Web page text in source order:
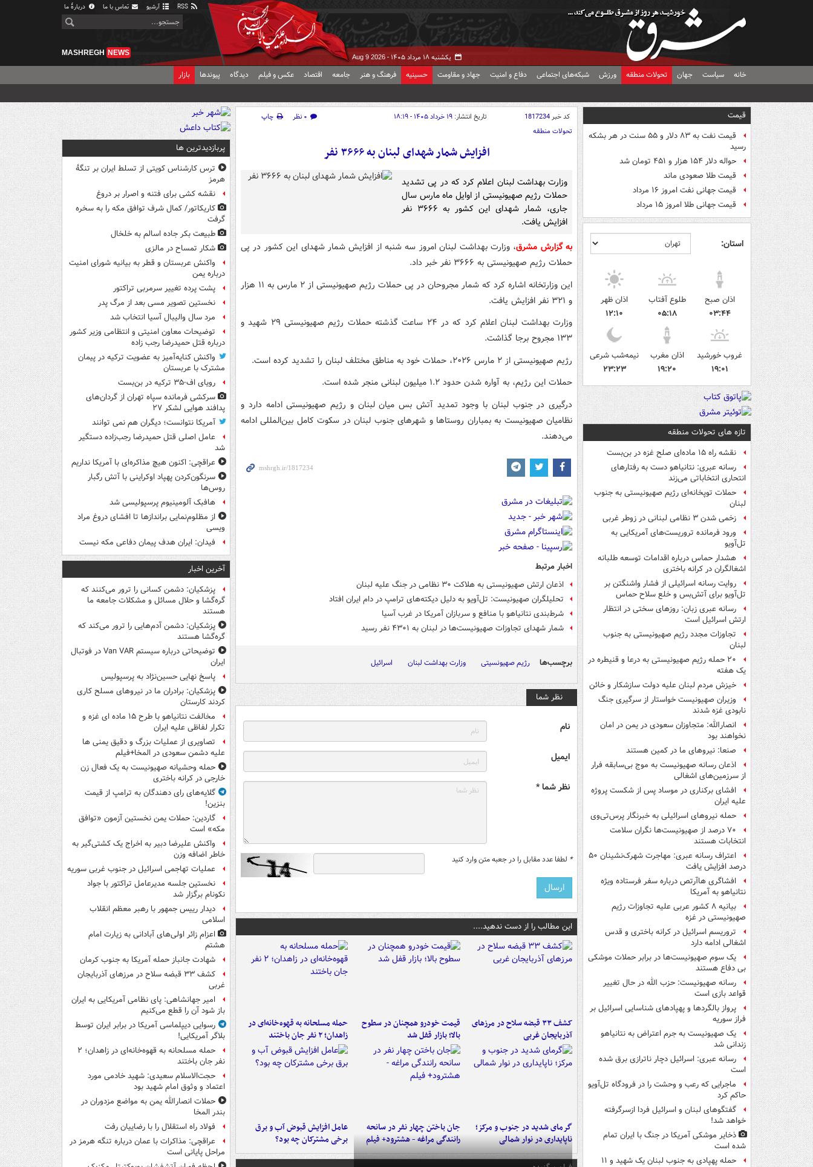
آرشیو تماس با ما دربارهٔ ما
یکشنبه ۱۸ مرداد ۱۴۰۵ - Aug 9 2026
MASHREGH NEWS
خانه سیاست جهان تحولات منطقه ورزش شبکه‌های اجتماعی دفاع و امنیت جهاد و مقاومت حسینیه فرهنگ و هنر جامعه اقتصاد عکس و فیلم دیدگاه پیوندها بازار
قیمت
قیمت نفت به ۸۳ دلار و ۵۵ سنت در هر بشکه
رسید
حواله دلار ۱۵۴ هزار و ۴۵۱ تومان شد
قیمت طلا صعودی ماند
قیمت جهانی نفت امروز ۱۶ مرداد
قیمت جهانی طلا امروز ۱۵ مرداد
استان:
اذان صبح
۰۳:۴۴
طلوع آفتاب
۰۵:۱۸
اذان ظهر
۱۲:۱۰
غروب خورشید
۱۹:۰۱
اذان مغرب
۱۹:۲۰
نیمه‌شب شرعی
۲۳:۲۳
تازه های تحولات منطقه
نقشه راه ۱۵ ماده‌ای صلح غزه در بن‌بست
رسانه عبری: نتانیاهو دست به رفتارهای
انتحاری انتخاباتی می‌زند
حملات توپخانه‌ای رژیم صهیونیستی به جنوب
لبنان
زخمی شدن ۳ نظامی لبنانی در زوطر غربی
ورود فرمانده تروریست‌های آمریکایی به
تل‌آویو
هشدار حماس درباره اقدامات توسعه طلبانه
اشغالگران در کرانه باختری
روایت رسانه اسرائیلی از فشار واشنگتن بر
تل‌آویو برای آتش‌بس و خلع سلاح حماس
رسانه عبری زبان: روزهای سختی در انتظار
ارتش اسرائیل است
تجاوزات مجدد رژیم صهیونیستی به جنوب
لبنان
۲۰ حمله رژیم صهیونیستی به درعا و قنیطره در
یک هفته
خیزش مردم لبنان علیه دولت سازشکار و خائن
وزیران صهیونیست خواستار از سرگیری جنگ
نابودی غزه شدند
انصارالله: متجاوزان سعودی در یمن در امان
نخواهند بود
صنعا: نیروهای ما در کمین‌ هستند
اذعان رسانه صهیونیست به موج بی‌سابقه فرار
از سرزمین‌های اشغالی
افشای برکناری در موساد پس از شکست پروژه
علیه ایران
حمله نیروهای اسرائیلی به خبرنگار پرس‌تی‌وی
۷۰ درصد از صهیونیست‌ها نگران سلامت
انتخابات هستند
اعتراف رسانه عبری: مهاجرت شهرک‌نشینان ۵۰
درصد افزایش یافت
افشاگری هاآرتص درباره سفر فرستاده ویژه
نتانیاهو به آمریکا
بیانیه ۸ کشور عربی علیه تجاوزات رژیم
صهیونیستی در غزه
تروریسم اسرائیل در کرانه باختری و قدس
اشغالی ادامه دارد
یک‌ سوم صهیونیست‌ها در برابر حملات موشکی
بی دفاع هستند
رسانه صهیونیست: حزب الله در حال تغییر
قواعد بازی است
پرواز بالگردها و پهپادهای شناسایی اسرائیل بر
فراز سوریه
یک صهیونیست به جرم اعتراض به نتانیاهو
زندانی شد
رسانه عبری: اسرائیل دچار ناترازی برق شده
است
ماجرایی که رعب و وحشت را در فرودگاه تل‌آویو
حاکم کرد
گفتگوهای لبنان و اسرائیل فردا ازسرگرفته
خواهد شد!
ذخایر موشکی آمریکا در جنگ با ایران تمام
شده است
حمله پهپادی به جنوب لبنان یک شهید و ۱۱
کد خبر1817234 تاریخ انتشار: ۱۹ خرداد ۱۴۰۵ - ۱۸:۱۹ ۰ نظر
چاپ
تحولات منطقه
افزایش شمار شهدای لبنان به ۳۶۶۶ نفر
وزارت بهداشت لبنان اعلام کرد که در پی تشدید
حملات رژیم صهیونیستی از اوایل ماه مارس سال
جاری، شمار شهدای این کشور به ۳۶۶۶ نفر
افزایش یافت.
به گزارش مشرق، وزارت بهداشت لبنان امروز سه شنبه از افزایش شمار شهدای این کشور در پی
حملات رژیم صهیونیستی به ۳۶۶۶ نفر خبر داد.
این وزارتخانه اشاره کرد که شمار مجروحان در پی حملات رژیم صهیونیستی از ۲ مارس به ۱۱ هزار
و ۳۲۱ نفر افزایش یافت.
وزارت بهداشت لبنان اعلام کرد که در ۲۴ ساعت گذشته حملات رژیم صهیونیستی ۲۹ شهید و
۱۳۳ مجروح برجا گذاشت.
رژیم صهیونیستی از ۲ مارس ۲۰۲۶، حملات خود به مناطق مختلف لبنان را تشدید کرده است.
حملات این رژیم، به آواره شدن حدود ۱.۲ میلیون لبنانی منجر شده است.
درگیری در جنوب لبنان با وجود تمدید آتش بس میان لبنان و رژیم صهیونیستی ادامه دارد و
نظامیان صهیونیست به بمباران روستاها و شهرهای جنوب لبنان در سکوت کامل بین‌المللی ادامه
می‌دهند.
اخبار مرتبط
اذعان ارتش صهیونیستی به هلاکت ۳۰ نظامی در جنگ علیه لبنان
تحلیلگران صهیونیست: تل‌آویو به دلیل دیکته‌های ترامپ در دام ایران افتاد
شرط‌بندی نتانیاهو با منافع و سربازان آمریکا در غرب آسیا
شمار شهدای تجاوزات صهیونیست‌ها در لبنان به ۴۳۰۱ نفر رسید
برچسب‌ها رژیم صهیونسیتی وزارت بهداشت لبنان اسرائیل
نظر شما
نام
ایمیل
نظر شما *
* لطفا عدد مقابل را در جعبه متن وارد کنید
این مطالب را از دست ندهید....
کشف ۳۳ قبضه سلاح در مرزهای
آذربایجان غربی
قیمت خودرو همچنان در سطوح
بالا؛ بازار قفل شد
حمله مسلحانه به قهوه‌خانه‌ای در
زاهدان؛ ۲ نفر جان باختند
گرمای شدید در جنوب و مرکز؛
ناپایداری در نوار شمالی
جان باختن چهار نفر در سانحه
رانندگی مراغه - هشترود+ فیلم
عامل افزایش قبوض آب و برق
برخی مشترکان چه بود؟
پربازدیدترین ها
ترس کارشناس کویتی از تسلط ایران بر تنگۀ
هرمز
نقشه کشی برای فتنه و اصرار بر دروغ
کاریکاتور/ کمال شرف توافق مکه را به سخره
گرفت
طبیعت بکر جاده اسالم به خلخال
شکار تمساح در مالزی
واکنش عربستان و قطر به بیانیه شورای امنیت
درباره یمن
پشت پرده تغییر سرمربی تراکتور
نخستین تصویر مسی بعد از مرگ پدر
مرد سال والیبال آسیا انتخاب شد
توضیحات معاون امنیتی و انتظامی وزیر کشور
درباره قتل حمیدرضا رجب زاده
واکنش کنایه‌آمیز به عضویت ترکیه در پیمان
مشترک با عربستان
رویای اف-۳۵ ترکیه در بن‌بست
سرکشی فرمانده سپاه تهران از گردان‌های
پدافند هوایی لشکر ۲۷
آمریکا نتوانست؛ دیگران هم نمی توانند
عامل اصلی قتل حمیدرضا رجب‌زاده دستگیر
شد
عراقچی: اکنون هیچ مذاکره‌ای با آمریکا نداریم
سرنگون‌کردن پهپاد اوکراینی با آتش رگبار
روس‌ها
هافبک آلومینیوم پرسپولیسی شد
از مظلوم‌نمایی براندازها تا افشای دروغ مراد
ویسی
فیدان: ایران هدف پیمان دفاعی مکه نیست
آخرین اخبار
پزشکیان: دشمن کسانی را ترور می‌کنند که
گره‌گشا و حلال مسائل و مشکلات جامعه ما
هستند
پزشکیان: دشمن آدم‌هایی را ترور می‌کند که
گره‌گشا هستند
توضیحاتی درباره سیستم Van VAR در فوتبال
ایران
پاسخ نهایی حسین‌نژاد به پرسپولیس
پزشکیان: برادران ما در نیروهای مسلح کاری
کردند کارستان
مخالفت نتانیاهو با طرح ۱۵ ماده ای غزه و
تکرار لفاظی علیه ایران
تصاویری از عملیات بزرگ و دقیق یمنی ها
علیه دشمن سعودی در المخا+فیلم
حمله وحشیانه صهیونیست به یک فعال زن
خارجی در کرانه باختری
گلایه‌های رای دهندگان به ترامپ از قیمت
بنزین!
گاردین: حملات یمن نخستین آزمون «توافق
مکه» است
واکنش علیرضا دبیر به اخراج یک کشتی‌گیر به
خاطر اضافه وزن
عملیات تهاجمی اسرائیل در جنوب غربی سوریه
نخستین جلسه مدیرعامل تراکتور با جواد
نکونام برگزار شد
دیدار رییس جمهور با رهبر معظم انقلاب
اسلامی
اعزام زائر اولی‌های آبادانی به زیارت امام
هشتم
شهادت جانباز حمله آمریکا به جنوب کرمان
کشف ۳۳ قبضه سلاح در مرزهای آذربایجان
غربی
امیر جهانشاهی: پای نظامی آمریکایی به ایران
باز شود آن را قطع می‌کنیم
رسوایی دیپلماسی آمریکا در برابر ایران توسط
بلاگر آمریکایی!
حمله مسلحانه به قهوه‌خانه‌ای در زاهدان؛ ۲
نفر جان باختند
حجت‌الاسلام سعیدی: شهید خادمی مورد
اعتماد و وثوق امام شهید بود
حملات انصارالله یمن به مواضع مزدوران در
بندر المخا
فولاد راه استقلال را با رضاییان رفت
عراقچی: مذاکرات با عمان درباره تنگه هرمز در
مراحل پایانی است